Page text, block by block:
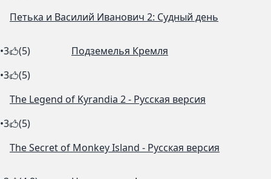
Петька и Василий Иванович 2: Судный день
•3 (5)
Подземелья Кремля
•3
(5)
The Legend of Kyrandia 2 - Русская версия
•3
(5)
The Secret of Monkey Island - Русская версия